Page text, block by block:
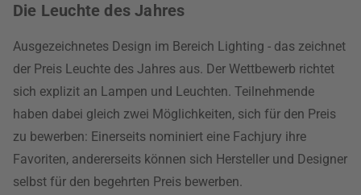
Die Leuchte des Jahres
Ausgezeichnetes Design im Bereich Lighting - das zeichnet
der Preis Leuchte des Jahres aus. Der Wettbewerb richtet
sich explizit an Lampen und Leuchten. Teilnehmende
haben dabei gleich zwei Möglichkeiten, sich für den Preis
zu bewerben: Einerseits nominiert eine Fachjury ihre
Favoriten, andererseits können sich Hersteller und Designer
selbst für den begehrten Preis bewerben.